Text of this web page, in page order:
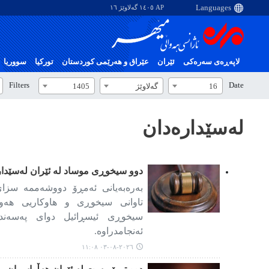
AP ١٤٠٥ گەلاوێژ ١٦
لاپەڕەی سەرەکی ئێران عێراق و هەرێمی کوردستان تورکیا سووریا
Date
16 گەلاوێژ 1405
Filters
لەسێدارەدان
دوو سیخوڕی موساد لە ئێران
بەرەبەیانی ئەمڕۆ دووشەممە
تاوانی سیخوڕی و هاوکاریی
سیخوڕی ئیسڕائیل دوای
ئەنجامدراوە.
٢٠٢٦-٠٨-٠٣ ١١:٠٨